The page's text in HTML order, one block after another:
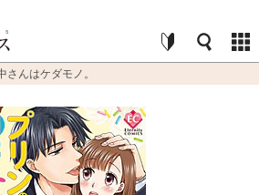
さんはケダモノ。